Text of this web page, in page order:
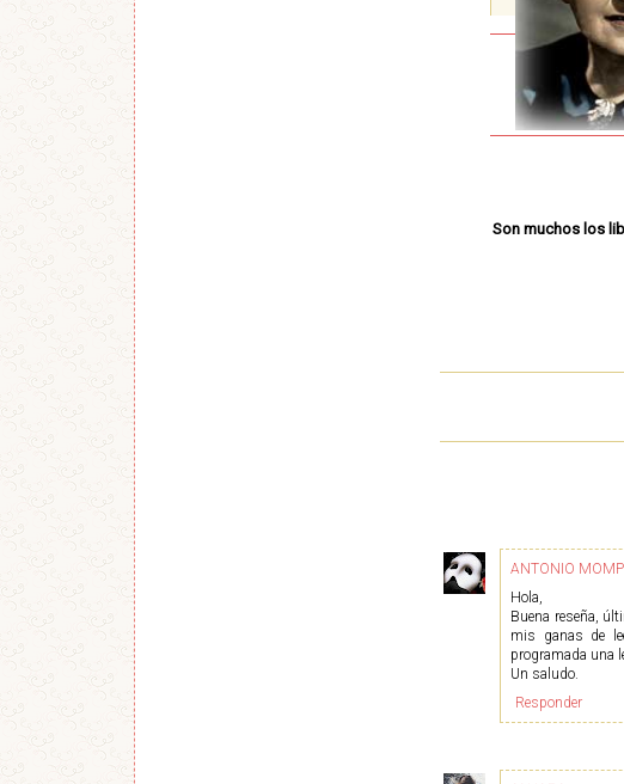
Son muchos los
ANTONIO
Hola,
Buena reseña,
mis ganas de
programada una
Un saludo.
Responder